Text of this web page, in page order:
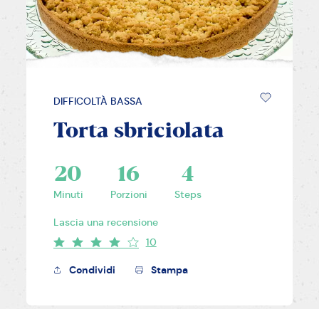
DIFFICOLTÀ BASSA
Torta sbriciolata
20
Minuti
16
Porzioni
4
Steps
Lascia una recensione
10
Condividi Stampa